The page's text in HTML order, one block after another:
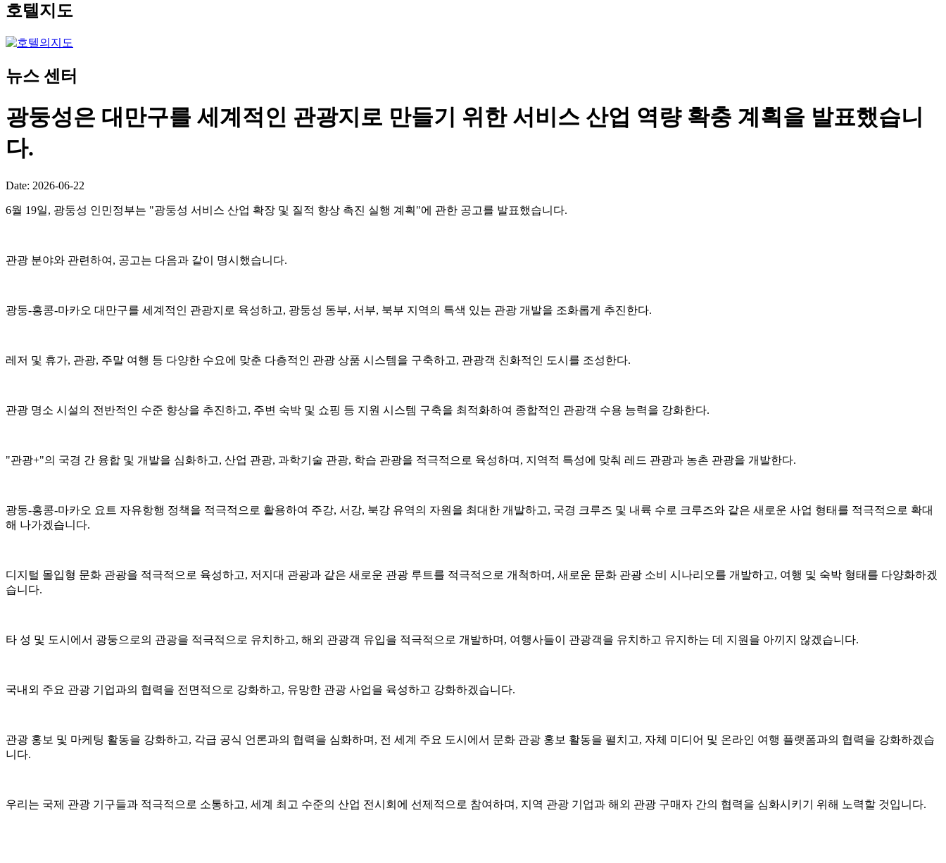
호텔지도
뉴스 센터
광둥성은 대만구를 세계적인 관광지로 만들기 위한 서비스 산업 역량 확충 계획을 발표했습니
다.
Date: 2026-06-22
6월 19일, 광둥성 인민정부는 "광둥성 서비스 산업 확장 및 질적 향상 촉진 실행 계획"에 관한 공고를 발표했습니다.
관광 분야와 관련하여, 공고는 다음과 같이 명시했습니다.
광둥-홍콩-마카오 대만구를 세계적인 관광지로 육성하고, 광둥성 동부, 서부, 북부 지역의 특색 있는 관광 개발을 조화롭게 추진한다.
레저 및 휴가, 관광, 주말 여행 등 다양한 수요에 맞춘 다층적인 관광 상품 시스템을 구축하고, 관광객 친화적인 도시를 조성한다.
관광 명소 시설의 전반적인 수준 향상을 추진하고, 주변 숙박 및 쇼핑 등 지원 시스템 구축을 최적화하여 종합적인 관광객 수용 능력을 강화한다.
"관광+"의 국경 간 융합 및 개발을 심화하고, 산업 관광, 과학기술 관광, 학습 관광을 적극적으로 육성하며, 지역적 특성에 맞춰 레드 관광과 농촌 관광을 개발한다.
광둥-홍콩-마카오 요트 자유항행 정책을 적극적으로 활용하여 주강, 서강, 북강 유역의 자원을 최대한 개발하고, 국경 크루즈 및 내륙 수로 크루즈와 같은 새로운 사업 형태를 적극적으로 확대
해 나가겠습니다.
디지털 몰입형 문화 관광을 적극적으로 육성하고, 저지대 관광과 같은 새로운 관광 루트를 적극적으로 개척하며, 새로운 문화 관광 소비 시나리오를 개발하고, 여행 및 숙박 형태를 다양화하겠
습니다.
타 성 및 도시에서 광둥으로의 관광을 적극적으로 유치하고, 해외 관광객 유입을 적극적으로 개발하며, 여행사들이 관광객을 유치하고 유지하는 데 지원을 아끼지 않겠습니다.
국내외 주요 관광 기업과의 협력을 전면적으로 강화하고, 유망한 관광 사업을 육성하고 강화하겠습니다.
관광 홍보 및 마케팅 활동을 강화하고, 각급 공식 언론과의 협력을 심화하며, 전 세계 주요 도시에서 문화 관광 홍보 활동을 펼치고, 자체 미디어 및 온라인 여행 플랫폼과의 협력을 강화하겠습
니다.
우리는 국제 관광 기구들과 적극적으로 소통하고, 세계 최고 수준의 산업 전시회에 선제적으로 참여하며, 지역 관광 기업과 해외 관광 구매자 간의 협력을 심화시키기 위해 노력할 것입니다.